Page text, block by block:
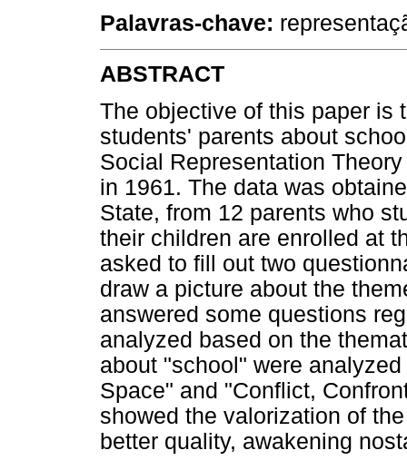
Palavras-chave:
ABSTRACT
The objective of this paper is
students' parents about
Social Representation
in 1961. The data was
State, from 12 parents who
their children are enrolled at
asked to fill out two
draw a picture about the
answered some questions
analyzed based on the
about "school" were
Space" and "Conflict,
showed the valorization of
better quality, awakening